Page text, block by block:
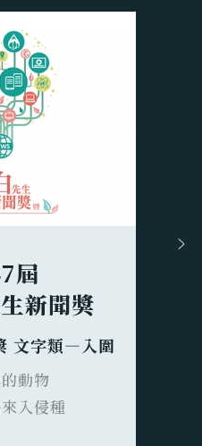
屆
新聞獎
文字類—入圍
動物
入侵種